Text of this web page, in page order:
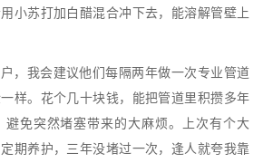
小苏打加白醋混合冲下去，能溶解管壁上
，我会建议他们每隔两年做一次专业管道
样。花个几十块钱，能把管道里积攒多年
避免突然堵塞带来的大麻烦。上次有个大
期养护，三年没堵过一次，逢人就夸我靠